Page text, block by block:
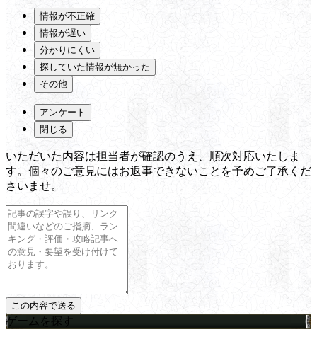
情報が不正確
情報が遅い
分かりにくい
探していた情報が無かった
その他
アンケート
閉じる
いただいた内容は担当者が確認のうえ、順次対応いたしま
す。個々のご意見にはお返事できないことを予めご了承くだ
さいませ。
ゲームを探す